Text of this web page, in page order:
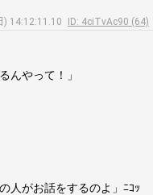
14:12:11.10
ID: 4ciTvAc90 (64)
んやって！」
人がお話をするのよ」ﾆｺｯ